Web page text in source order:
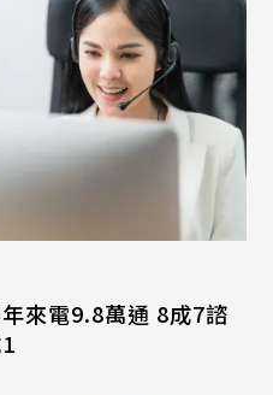
來電9.8萬通 8成7諮